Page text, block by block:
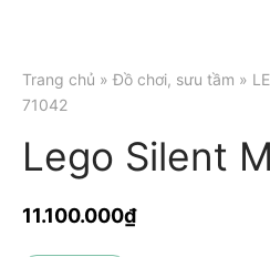
Trang chủ »Đồ chơi, sưu tầm »
71042
Lego Silent
11.100.000₫